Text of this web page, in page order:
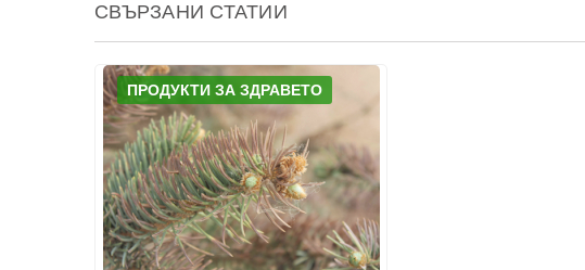
СВЪРЗАНИ СТАТИИ
ПРОДУКТИ ЗА ЗДРАВЕТО